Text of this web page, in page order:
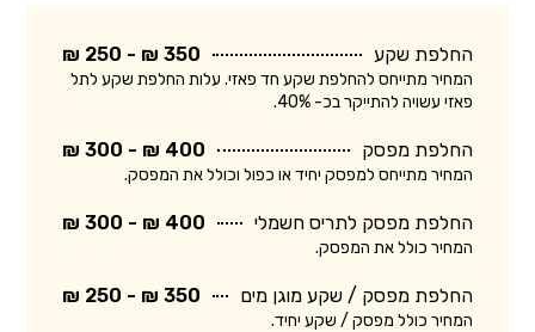
החלפת שקע 350 ₪ - 250 ₪
המחיר מתייחס להחלפת שקע חד פאזי. עלות החלפת שקע לתל
פאזי עשויה להתייקר בכ- 40%.
החלפת מפסק 400 ₪ - 300 ₪
המחיר מתייחס למפסק יחיד או כפול וכולל את המפסק.
החלפת מפסק לתריס חשמלי 400 ₪ - 300 ₪
המחיר כולל את המפסק.
החלפת מפסק / שקע מוגן מים 350 ₪ - 250 ₪
המחיר כולל מפסק / שקע יחיד.